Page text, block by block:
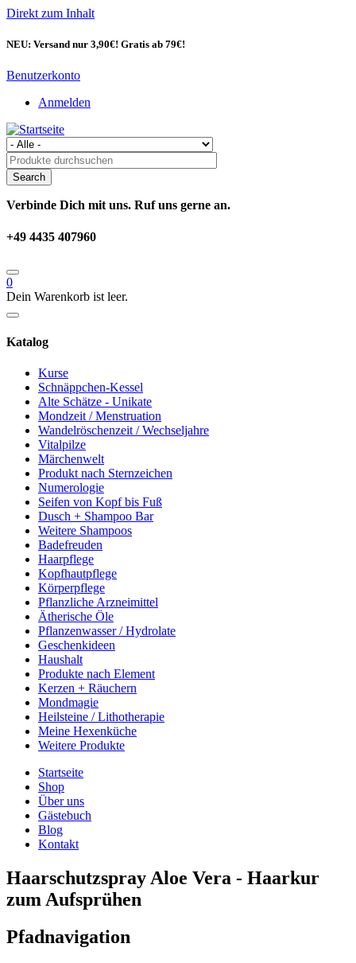
Direkt zum Inhalt
NEU: Versand nur 3,90€! Gratis ab 79€!
Benutzerkonto
Anmelden
Verbinde Dich mit uns. Ruf uns gerne an.
+49 4435 407960
0
Dein Warenkorb ist leer.
Katalog
Kurse
Schnäppchen-Kessel
Alte Schätze - Unikate
Mondzeit / Menstruation
Wandelröschenzeit / Wechseljahre
Vitalpilze
Märchenwelt
Produkt nach Sternzeichen
Numerologie
Seifen von Kopf bis Fuß
Dusch + Shampoo Bar
Weitere Shampoos
Badefreuden
Haarpflege
Kopfhautpflege
Körperpflege
Pflanzliche Arzneimittel
Ätherische Öle
Pflanzenwasser / Hydrolate
Geschenkideen
Haushalt
Produkte nach Element
Kerzen + Räuchern
Mondmagie
Heilsteine / Lithotherapie
Meine Hexenküche
Weitere Produkte
Startseite
Shop
Über uns
Gästebuch
Blog
Kontakt
Haarschutzspray Aloe Vera - Haarkur
zum Aufsprühen
Pfadnavigation